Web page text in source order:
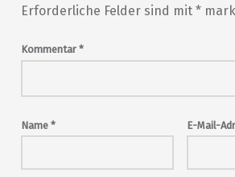
Erforderliche Felder sind mit *
Kommentar *
Name * E-Mail-